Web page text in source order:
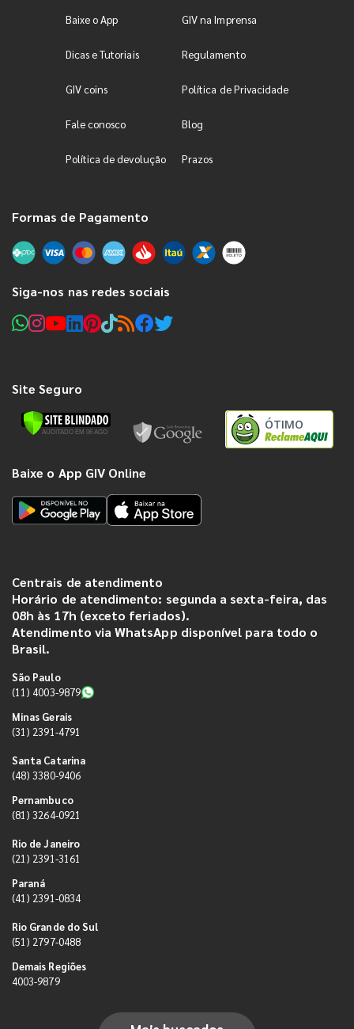
Baixe o App GIV na Imprensa
Dicas e Tutoriais Regulamento
GIV coins Política de Privacidade
Fale conosco Blog
Política de devolução Prazos
Formas de Pagamento
Siga-nos nas redes sociais
Site Seguro
ÓTIMO
Baixe o App GIV Online
Centrais de atendimento
Horário de atendimento: segunda a sexta-feira, das
08h às 17h (exceto feriados).
Atendimento via WhatsApp disponível para todo o
Brasil.
São Paulo
(11) 4003-9879
Minas Gerais
(31) 2391-4791
Santa Catarina
(48) 3380-9406
Pernambuco
(81) 3264-0921
Rio de Janeiro
(21) 2391-3161
Paraná
(41) 2391-0834
Rio Grande do Sul
(51) 2797-0488
Demais Regiões
4003-9879